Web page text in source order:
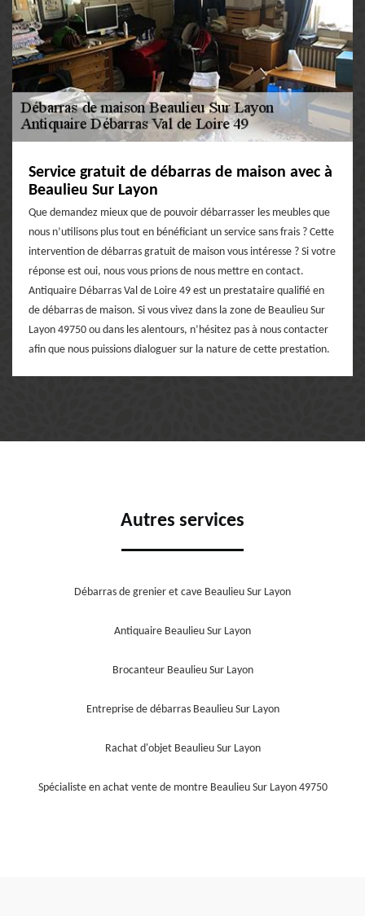
Service gratuit de débarras de maison avec à
Beaulieu Sur Layon
Que demandez mieux que de pouvoir débarrasser les meubles que
nous n’utilisons plus tout en bénéficiant un service sans frais ? Cette
intervention de débarras gratuit de maison vous intéresse ? Si votre
réponse est oui, nous vous prions de nous mettre en contact.
Antiquaire Débarras Val de Loire 49 est un prestataire qualifié en
de débarras de maison. Si vous vivez dans la zone de Beaulieu Sur
Layon 49750 ou dans les alentours, n’hésitez pas à nous contacter
afin que nous puissions dialoguer sur la nature de cette prestation.
Autres services
Débarras de grenier et cave Beaulieu Sur Layon
Antiquaire Beaulieu Sur Layon
Brocanteur Beaulieu Sur Layon
Entreprise de débarras Beaulieu Sur Layon
Rachat d'objet Beaulieu Sur Layon
Spécialiste en achat vente de montre Beaulieu Sur Layon 49750